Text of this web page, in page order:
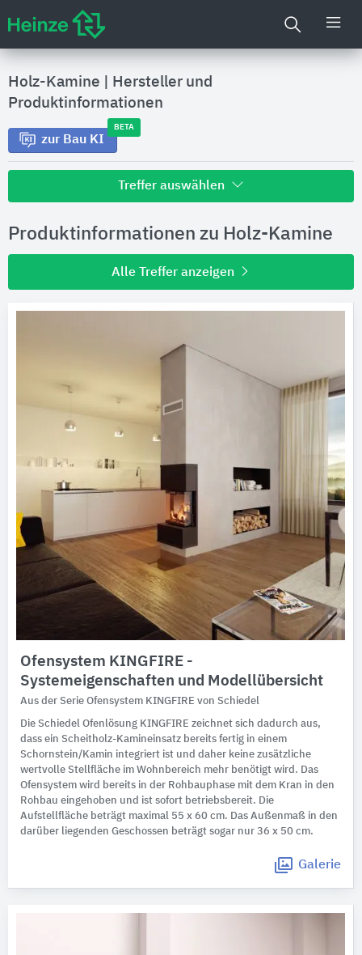
Holz-Kamine
Hersteller und
Produktinformationen
zur Bau KI
BETA
Treffer auswählen
Hersteller
Ausschreibungstexte
Architekturobjekte
Expertenprofile
Produktinformationen zu Holz-Kamine
Alle Treffer anzeigen
Ofensystem KINGFIRE -
Systemeigenschaften und Modellübersicht
Aus der Serie Ofensystem KINGFIRE von Schiedel
Die Schiedel Ofenlösung KINGFIRE zeichnet sich dadurch aus,
dass ein Scheitholz-Kamineinsatz bereits fertig in einem
Schornstein/Kamin integriert ist und daher keine zusätzliche
wertvolle Stellfläche im Wohnbereich mehr benötigt wird. Das
Ofensystem wird bereits in der Rohbauphase mit dem Kran in den
Rohbau eingehoben und ist sofort betriebsbereit. Die
Aufstellfläche beträgt maximal 55 x 60 cm. Das Außenmaß in den
darüber liegenden Geschossen beträgt sogar nur 36 x 50 cm.
Galerie